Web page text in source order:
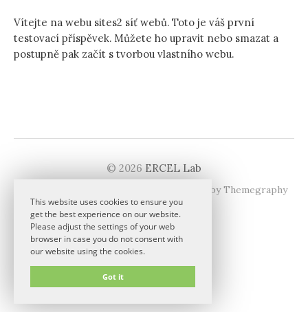
This website uses cookies to ensure you
get the best experience on our website.
Please adjust the settings of your web
browser in case you do not consent with
our website using the cookies.
Got it
Vítejte na webu sites2 síť webů. Toto je váš první
testovací příspěvek. Můžete ho upravit nebo smazat a
postupně pak začít s tvorbou vlastního webu.
© 2026 ERCEL Lab
by Themegraphy